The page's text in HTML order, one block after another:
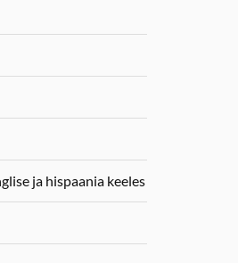
ja hispaania keeles